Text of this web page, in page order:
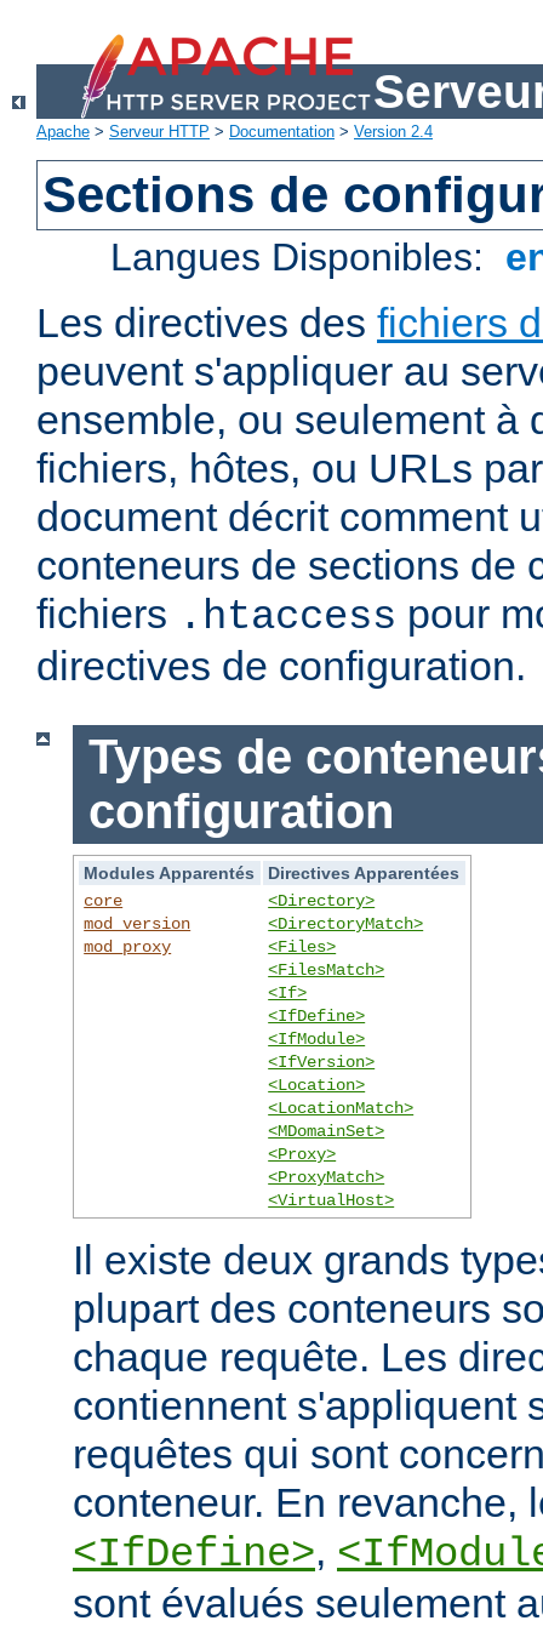
Apache > Serveur HTTP > Documentation > Version 2.4
Sections de
Langues Disponibles:
Les directives des fichiers
peuvent s'appliquer au
ensemble, ou seulement à
fichiers, hôtes, ou URLs
document décrit comment
conteneurs de sections de
fichiers .htaccess pour
directives de configuration.
Types de
configuration
Modules Apparentés
Directives Apparentées
core
mod_version
mod_proxy
<Directory>
<DirectoryMatch>
<Files>
<FilesMatch>
<If>
<IfDefine>
<IfModule>
<IfVersion>
<Location>
<LocationMatch>
<MDomainSet>
<Proxy>
<ProxyMatch>
<VirtualHost>
Il existe deux grands
plupart des conteneurs
chaque requête. Les
contiennent s'appliquent
requêtes qui sont
conteneur. En revanche,
<IfDefine>,
sont évalués seulement